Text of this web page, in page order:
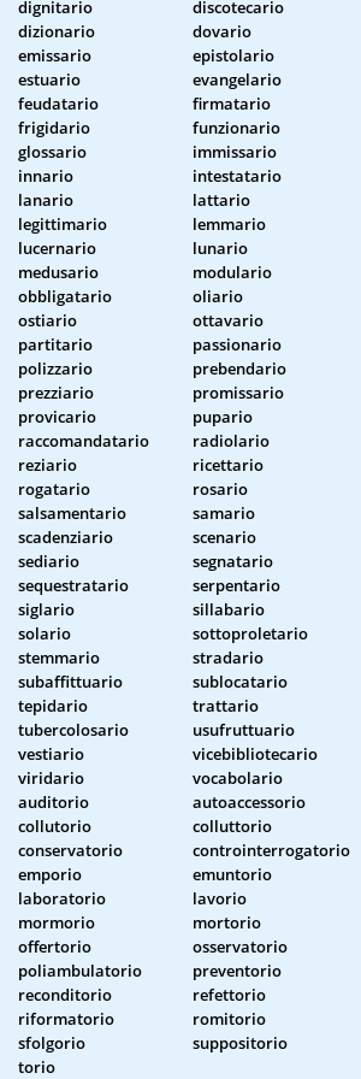
dignitario discotecario
dizionario dovario
emissario epistolario
estuario evangelario
feudatario firmatario
frigidario funzionario
glossario immissario
innario intestatario
lanario lattario
legittimario lemmario
lucernario lunario
medusario modulario
obbligatario oliario
ostiario ottavario
partitario passionario
polizzario prebendario
prezziario promissario
provicario pupario
raccomandatario radiolario
reziario ricettario
rogatario rosario
salsamentario samario
scadenziario scenario
sediario segnatario
sequestratario serpentario
siglario sillabario
solario sottoproletario
stemmario stradario
subaffittuario sublocatario
tepidario trattario
tubercolosario usufruttuario
vestiario vicebibliotecario
viridario vocabolario
auditorio autoaccessorio
collutorio colluttorio
conservatorio controinterrogatorio
emporio emuntorio
laboratorio lavorio
mormorio mortorio
offertorio osservatorio
poliambulatorio preventorio
reconditorio refettorio
riformatorio romitorio
sfolgorio suppositorio
torio